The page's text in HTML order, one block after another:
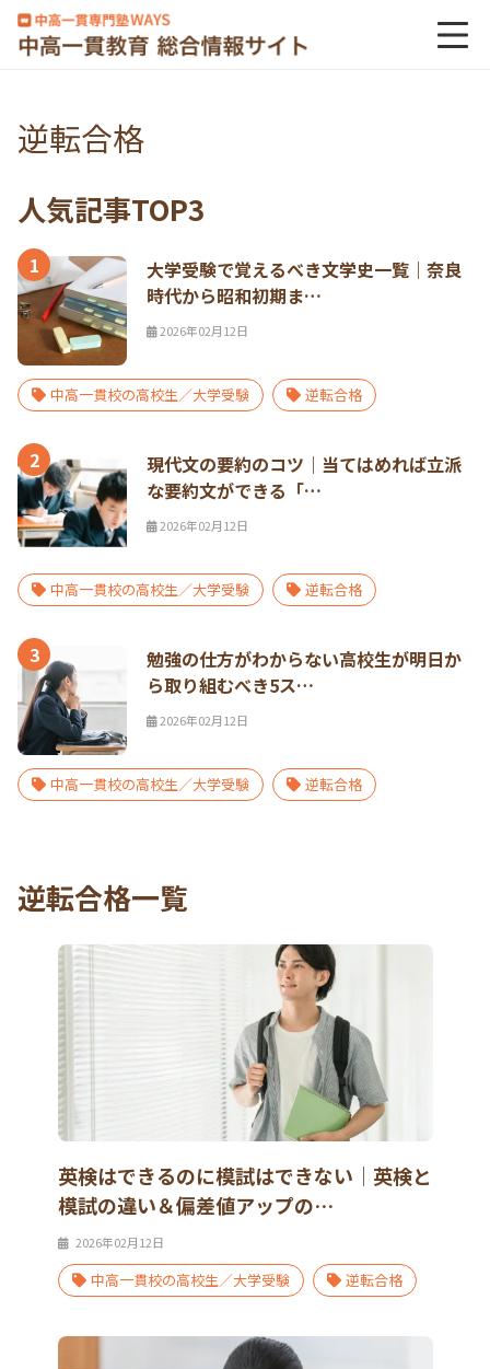
逆転合格
人気記事TOP3
1
大学受験で覚えるべき文学史一覧｜奈良
時代から昭和初期ま…
2026年02月12日
中高一貫校の高校生／大学受験 逆転合格
2
現代文の要約のコツ｜当てはめれば立派
な要約文ができる「…
2026年02月12日
中高一貫校の高校生／大学受験 逆転合格
3
勉強の仕方がわからない高校生が明日か
ら取り組むべき5ス…
2026年02月12日
中高一貫校の高校生／大学受験 逆転合格
逆転合格一覧
英検はできるのに模試はできない｜英検と
模試の違い＆偏差値アップの…
2026年02月12日
中高一貫校の高校生／大学受験 逆転合格